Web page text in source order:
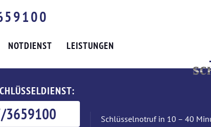
NOTDIENST LEISTUNGEN
3659100 Schlüsselnotruf in 10 – 40